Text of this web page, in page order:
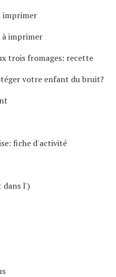
imprimer
à imprimer
trois fromages: recette
votre enfant du bruit?
fiche d'activité
dans l')